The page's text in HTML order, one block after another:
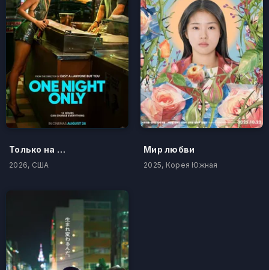
Только на одну ночь
2026, США
Мир любви
2025, Корея Южная